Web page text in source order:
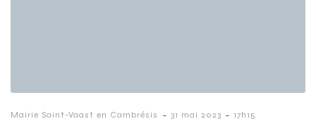
Mairie Saint-Vaast en Cambrésis - 31 mai 2023 - 17h15